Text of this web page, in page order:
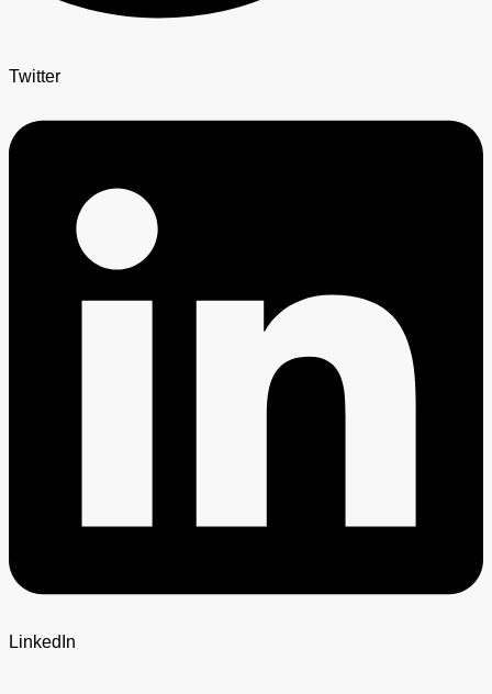
Twitter
LinkedIn